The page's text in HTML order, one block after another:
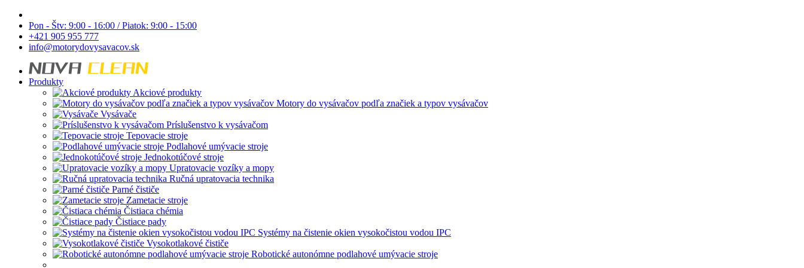
Pon - Štv: 9:00 - 16:00 / Piatok: 9:00 - 15:00
+421 905 955 777
info@motorydovysavacov.sk
Produkty
Akciové produkty
Motory do vysávačov podľa značiek a typov vysávačov
Vysávače
Príslušenstvo k vysávačom
Tepovacie stroje
Podlahové umývacie stroje
Jednokotúčové stroje
Upratovacie vozíky a mopy
Ručná upratovacia technika
Parné čističe
Zametacie stroje
Čistiaca chémia
Čistiace pady
Systémy na čistenie okien vysokočistou vodou IPC
Vysokotlakové čističe
Robotické autonómne podlahové umývacie stroje